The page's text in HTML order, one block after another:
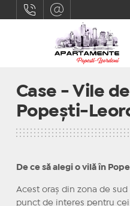
Case - Vile
Popești-
De ce să alegi o vilă în
Acest oraș din zona de
punct de interes pentru